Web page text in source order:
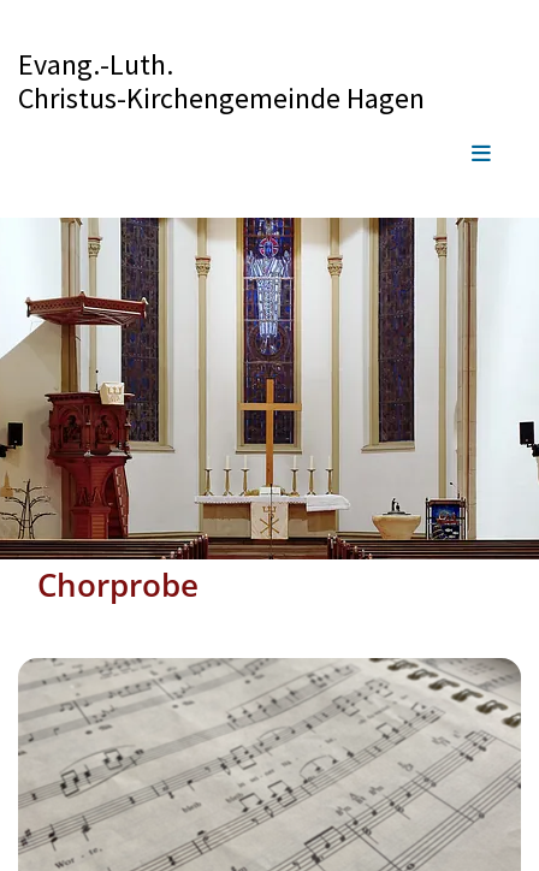
Evang.-Luth.
Christus-Kirchengemeinde Hagen
Chorprobe